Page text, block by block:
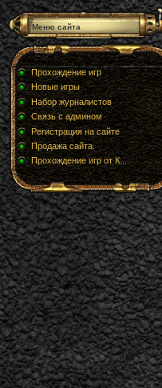
Меню сайта
Прохождение игр
Новые игры
Набор журналистов
Связь с админом
Регистрация на сайте
Продажа сайта.
Прохождение игр от К...